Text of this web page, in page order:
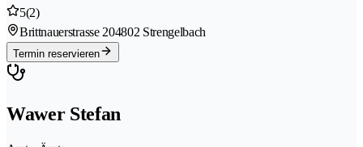
5(2)
Brittnauerstrasse 204802 Strengelbach
Termin reservieren
Wawer Stefan